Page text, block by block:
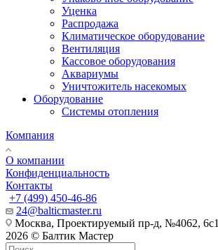
Уценка
Распродажа
Климатическое оборудование
Вентиляция
Кассовое оборудования
Аквариумы
Уничтожитель насекомых
Оборудование
Системы отопления
Компания
О компании
Конфиденциальность
Контакты
+7 (499) 450-46-86
24@balticmaster.ru
Москва, Проектируемый пр-д, №4062, 6с1
2026 © Балтик Мастер